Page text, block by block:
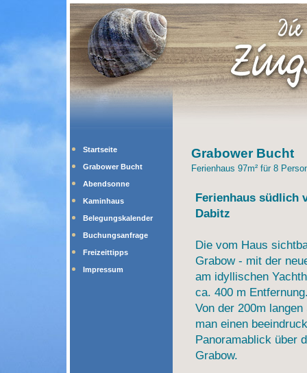
Startseite
Grabower Bucht
Abendsonne
Kaminhaus
Belegungskalender
Buchungsanfrage
Freizeittipps
Impressum
Grabower Bucht
Ferienhaus 97m² für 8
Ferienhaus südlich
Dabitz
Die vom Haus
Grabow - mit der
am idyllischen
ca. 400 m
Von der 200m
man einen
Panoramablick über
Grabow.